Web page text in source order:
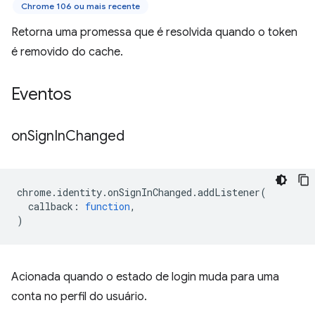
Chrome 106 ou mais recente
Retorna uma promessa que é resolvida quando o token
é removido do cache.
Eventos
onSignInChanged
chrome. identity.onSignInChanged .addListener(
callback : function,
)
Acionada quando o estado de login muda para uma
conta no perfil do usuário.